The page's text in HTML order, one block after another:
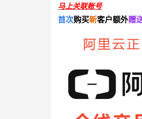
马上关联账号
首次购买新客户额外赠